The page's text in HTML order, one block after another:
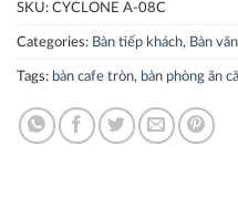
SKU: CYCLONE A-08C
Categories: Bàn tiếp khách, Bàn
Tags: bàn cafe tròn, bàn phòng ăn